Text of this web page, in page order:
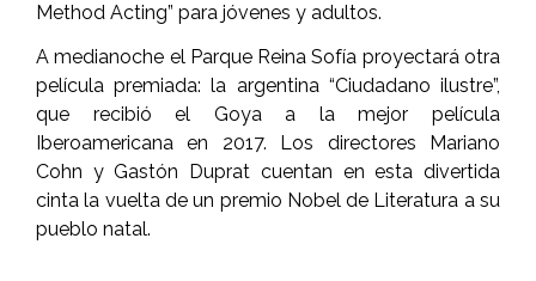
Method Acting” para jóvenes y adultos.
A medianoche el Parque Reina Sofía proyectará otra
película premiada: la argentina “Ciudadano ilustre”,
que recibió el Goya a la mejor película
Iberoamericana en 2017. Los directores Mariano
Cohn y Gastón Duprat cuentan en esta divertida
cinta la vuelta de un premio Nobel de Literatura a su
pueblo natal.